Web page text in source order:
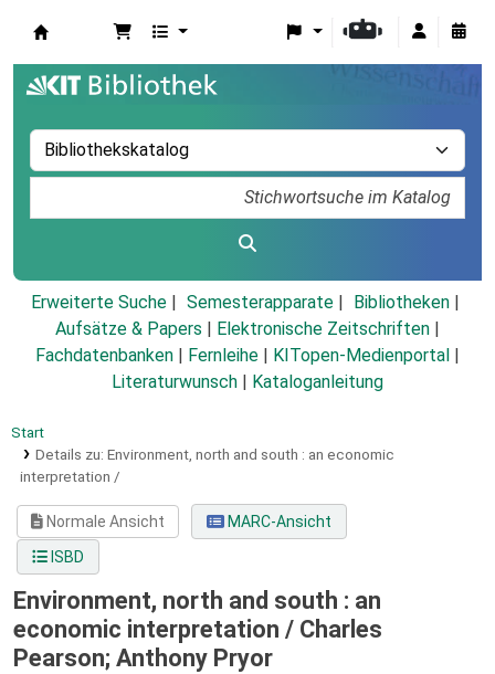
Erweiterte Suche Semesterapparate
Bibliotheken
Aufsätze & Papers
Elektronische Zeitschriften
Fachdatenbanken
Fernleihe KITopen-Medienportal
Literaturwunsch
Kataloganleitung
Start
Details zu: Environment, north and south : an economic
interpretation /
Normale Ansicht
MARC-Ansicht
ISBD
Environment, north and south : an
economic interpretation / Charles
Pearson; Anthony Pryor